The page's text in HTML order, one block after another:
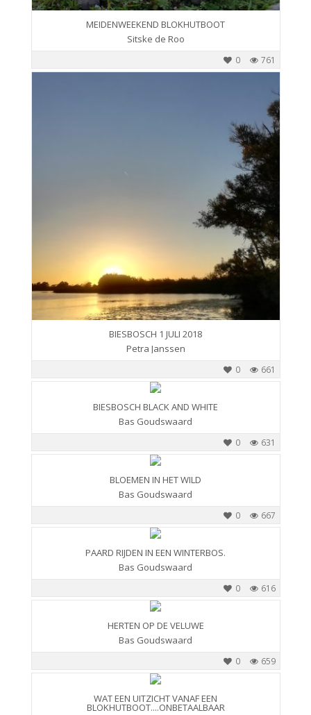
MEIDENWEEKEND BLOKHUTBOOT
Sitske de Roo
761
0
BIESBOSCH 1 JULI 2018
Petra Janssen
661
0
BIESBOSCH BLACK AND WHITE
Bas Goudswaard
631
0
BLOEMEN IN HET WILD
Bas Goudswaard
667
0
PAARD RIJDEN IN EEN WINTERBOS.
Bas Goudswaard
616
0
HERTEN OP DE VELUWE
Bas Goudswaard
659
0
WAT EEN UITZICHT VANAF EEN
BLOKHUTBOOT....ONBETAALBAAR